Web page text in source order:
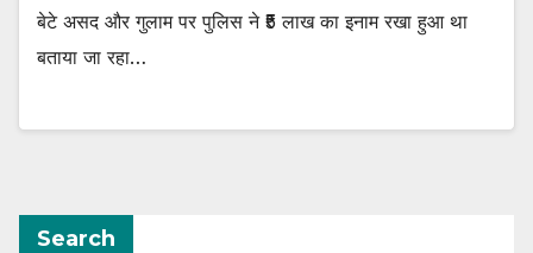
बेटे असद और गुलाम पर पुलिस ने ₹5 लाख का इनाम रखा हुआ था
बताया जा रहा…
Search